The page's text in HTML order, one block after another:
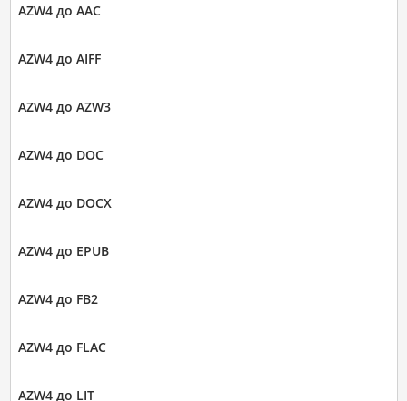
AZW4 до AAC
AZW4 до AIFF
AZW4 до AZW3
AZW4 до DOC
AZW4 до DOCX
AZW4 до EPUB
AZW4 до FB2
AZW4 до FLAC
AZW4 до LIT